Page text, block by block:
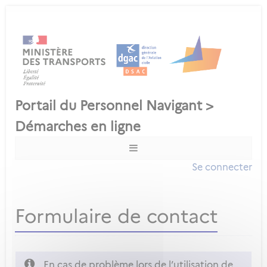
Se connecter
Formulaire de contact